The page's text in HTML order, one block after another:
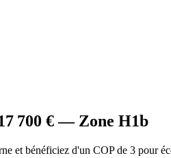
700 € — Zone H1b
et bénéficiez d'un COP de 3 pour